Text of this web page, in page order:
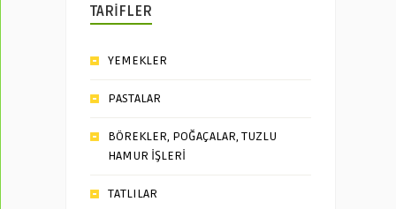
TARİFLER
YEMEKLER
PASTALAR
BÖREKLER, POĞAÇALAR, TUZLU
HAMUR İŞLERİ
TATLILAR